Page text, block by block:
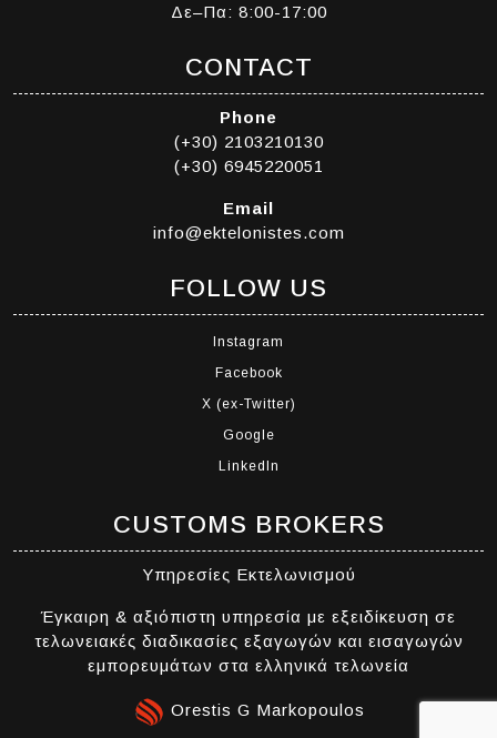
Δε–Πα: 8:00-17:00
CONTACT
Phone
(+30) 2103210130
(+30) 6945220051
Email
info@ektelonistes.com
FOLLOW US
Instagram
Facebook
X (ex-Twitter)
Google
LinkedIn
CUSTOMS BROKERS
Υπηρεσίες Εκτελωνισμού
Έγκαιρη & αξιόπιστη υπηρεσία με εξειδίκευση σε
τελωνειακές διαδικασίες εξαγωγών και εισαγωγών
εμπορευμάτων στα ελληνικά τελωνεία
Orestis G Markopoulos